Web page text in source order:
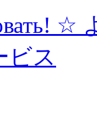
☆
ビス